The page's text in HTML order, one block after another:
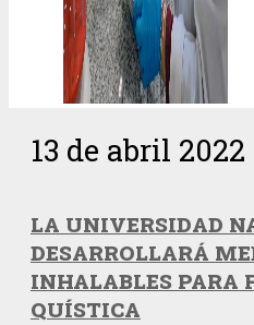
13 de abril 2022
LA UNIVERSIDAD
DESARROLLARÁ
INHALABLES PARA
QUÍSTICA